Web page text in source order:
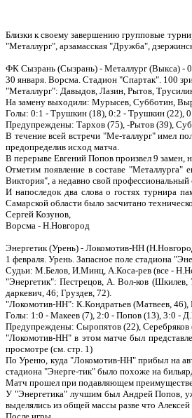
Близки к своему завершению групповые
"Металлург", арзамасская "Дружба",
ФК Сызрань (Сызрань) - Металлург (Выкса) -
30 января. Ворсма. Стадион "Спартак". 100
"Металлург": Давыдов, Лазин, Рытов,
На замену выходили: Мурысев, Субботин,
Голы: 0:1 - Трушкин (18), 0:2 - Трушкин (22),
Предупреждены: Тархов (75), -Рытов (39),
В течение всей встречи "Ме-таллург" имел
предопределив исход матча.
В перерыве Евгений Попов произвел 9 замен,
Отметим появление в составе "Металлурга"
Виктория", а недавно свой
И напоследок два слова о гостях турнира
Самарской области было засчитано
Сергей Козунов,
Ворсма - Н.Новгород
Энергетик (Урень) - Локомотив-НН
1 февраля. Урень. Запасное поле стадиона
Судьи: М.Белов, И.Минц, А.Коса-рев (все -
"Энергетик": Пестрецов, А. Вол-ков
даркевич, 46; Груздев, 72).
"Локомотив-НН": К.Кондратьев (Матвеев, 46),
Голы: 1:0 - Макеев (7), 2:0 - Попов (13), 3:0 -
Предупреждены: Сыропятов (22), Серебряков
"Локомотив-НН" в этом матче был
просмотре (см. стр. 1)
По Уреню, куда "Локомотив-НН" прибыл на
стадиона "Энерге-тик" было похоже на
Матч прошел при подавляющем
У "Энергетика" лучшим был Андрей Попов,
выделялись из общей массы разве что